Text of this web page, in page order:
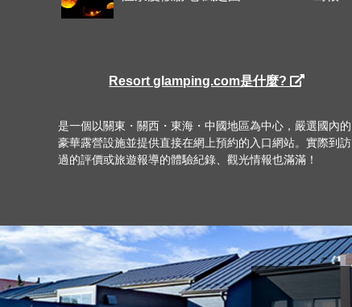
Resort glamping.com是什麼?
是一個以關東・關西・東海・中國地區為中心，嚴選國內的
豪華露營設施並提供直接在網上預約的入口網站。實際到訪
過的評價或旅遊報導的體驗紀錄、觀光情報也滿滿！